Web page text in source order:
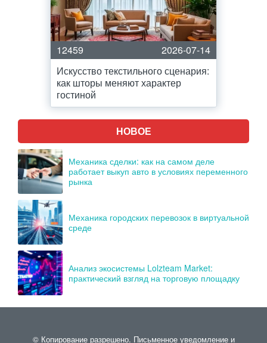
12459
2026-07-14
Искусство текстильного сценария:
как шторы меняют характер
гостиной
НОВОЕ
Механика сделки: как на самом деле
работает выкуп авто в условиях переменного
рынка
Механика городских перевозок в виртуальной
среде
Анализ экосистемы Lolzteam Market:
практический взгляд на торговую площадку
© Копирование разрешено. Письменное уведомление и